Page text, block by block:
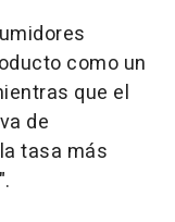
como un
que el
de
tasa más